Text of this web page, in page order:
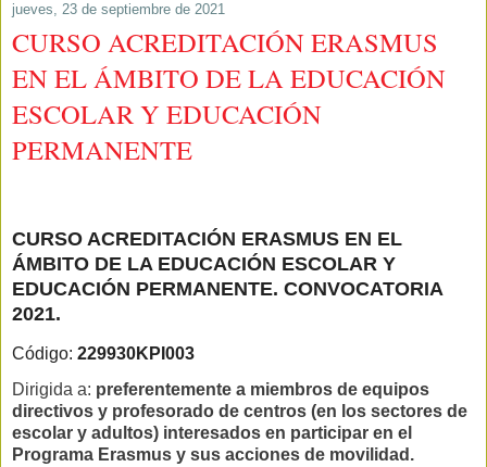
jueves, 23 de septiembre de 2021
CURSO ACREDITACIÓN ERASMUS
EN EL ÁMBITO DE LA EDUCACIÓN
ESCOLAR Y EDUCACIÓN
PERMANENTE
CURSO ACREDITACIÓN ERASMUS EN EL
ÁMBITO DE LA EDUCACIÓN ESCOLAR Y
EDUCACIÓN PERMANENTE. CONVOCATORIA
2021.
Código: 229930KPI003
Dirigida a: preferentemente a miembros de equipos
directivos y profesorado de centros (en los sectores de
escolar y adultos) interesados en participar en el
Programa Erasmus y sus acciones de movilidad.